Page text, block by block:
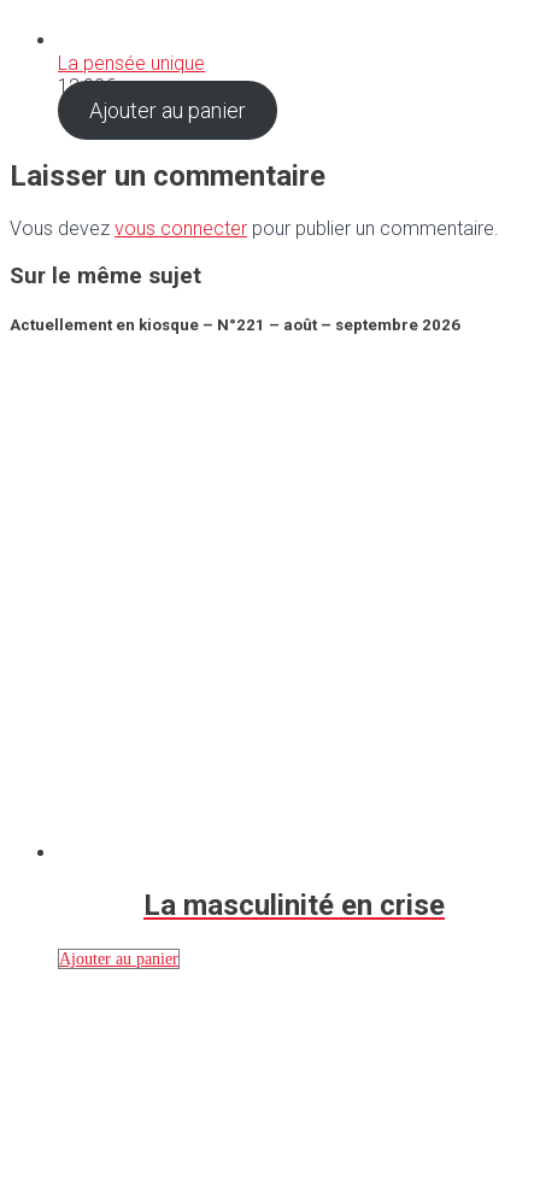
La pensée unique
12,90€
Ajouter au panier
Laisser un commentaire
Vous devez vous connecter pour publier un commentaire.
Sur le même sujet
Actuellement en kiosque – N°221 – août – septembre 2026
La masculinité en crise
Ajouter au panier